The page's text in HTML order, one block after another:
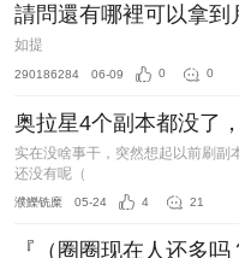
請問還有哪裡可以拿
如提
290186284 06-09 0 0
奥拉星4个副本都没了
实在没啥事干，突然想起以前刷副
还没有呢（
濮鱳铣糜 05-24 4 21
『（圈圈现在人还多吗